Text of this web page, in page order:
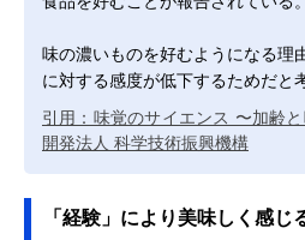
味の濃いものを好むようになる理
に対する感度が低下するためだと
引用：味覚のサイエンス 〜加齢
開発法人 科学技術振興機構
「経験」により美味しく感じ